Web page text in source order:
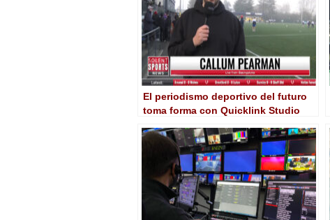
El periodismo deportivo del futuro
toma forma con Quicklink Studio